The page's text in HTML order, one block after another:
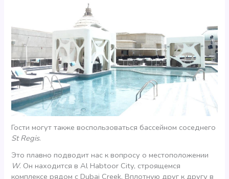
Гости могут также воспользоваться бассейном соседнего
St Regis.
Это плавно подводит нас к вопросу о местоположении
W. Он находится в Al Habtoor City, строящемся
комплексе рядом с Dubai Creek. Вплотную друг к другу в